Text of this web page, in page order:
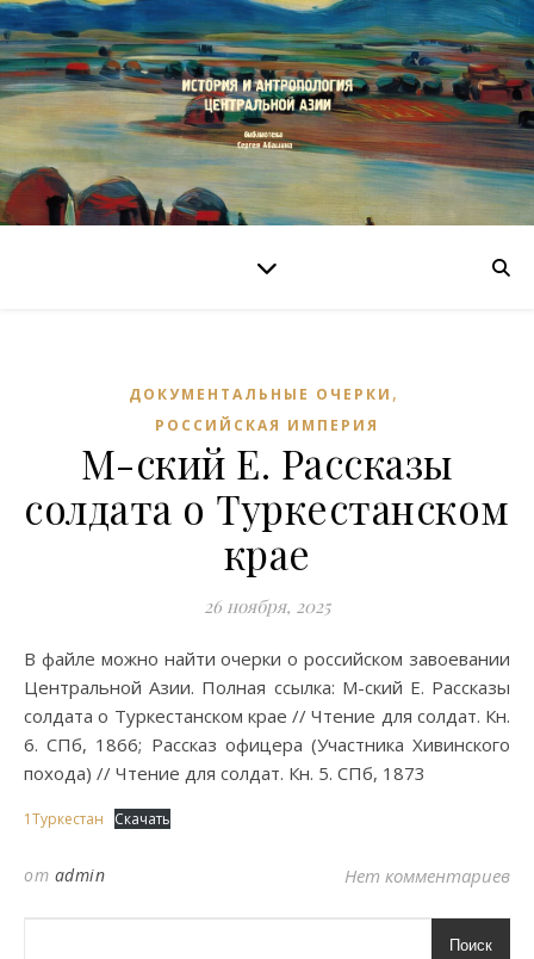
ДОКУМЕНТАЛЬНЫЕ ОЧЕРКИ ,
РОССИЙСКАЯ ИМПЕРИЯ
М-ский Е. Рассказы
солдата о Туркестанском
крае
26 ноября, 2025
В файле можно найти очерки о российском завоевании
Центральной Азии. Полная ссылка: М-ский Е. Рассказы
солдата о Туркестанском крае // Чтение для солдат. Кн.
6. СПб, 1866; Рассказ офицера (Участника Хивинского
похода) // Чтение для солдат. Кн. 5. СПб, 1873
1Туркестан Скачать
от admin Нет комментариев
Поиск